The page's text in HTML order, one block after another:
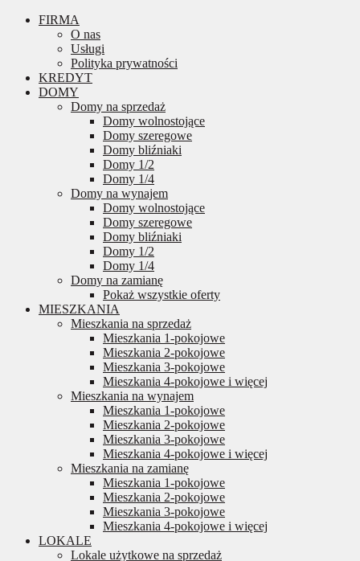
FIRMA
O nas
Usługi
Polityka prywatności
KREDYT
DOMY
Domy na sprzedaż
Domy wolnostojące
Domy szeregowe
Domy bliźniaki
Domy 1/2
Domy 1/4
Domy na wynajem
Domy wolnostojące
Domy szeregowe
Domy bliźniaki
Domy 1/2
Domy 1/4
Domy na zamianę
Pokaż wszystkie oferty
MIESZKANIA
Mieszkania na sprzedaż
Mieszkania 1-pokojowe
Mieszkania 2-pokojowe
Mieszkania 3-pokojowe
Mieszkania 4-pokojowe i więcej
Mieszkania na wynajem
Mieszkania 1-pokojowe
Mieszkania 2-pokojowe
Mieszkania 3-pokojowe
Mieszkania 4-pokojowe i więcej
Mieszkania na zamianę
Mieszkania 1-pokojowe
Mieszkania 2-pokojowe
Mieszkania 3-pokojowe
Mieszkania 4-pokojowe i więcej
LOKALE
Lokale użytkowe na sprzedaż